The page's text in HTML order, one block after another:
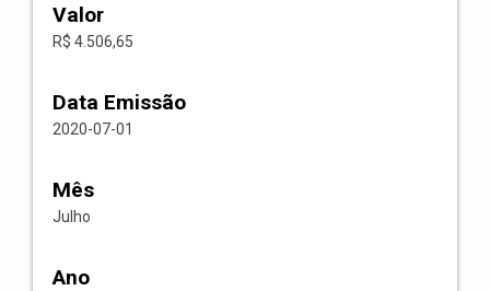
Valor
R$ 4.506,65
Data Emissão
2020-07-01
Mês
Julho
Ano